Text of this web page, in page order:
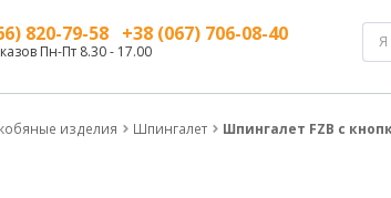
820-79-58 +38 (067) 706-08-40
Пн-Пт 8.30 - 17.00
Я
изделия Шпингалет Шпингалет FZB с